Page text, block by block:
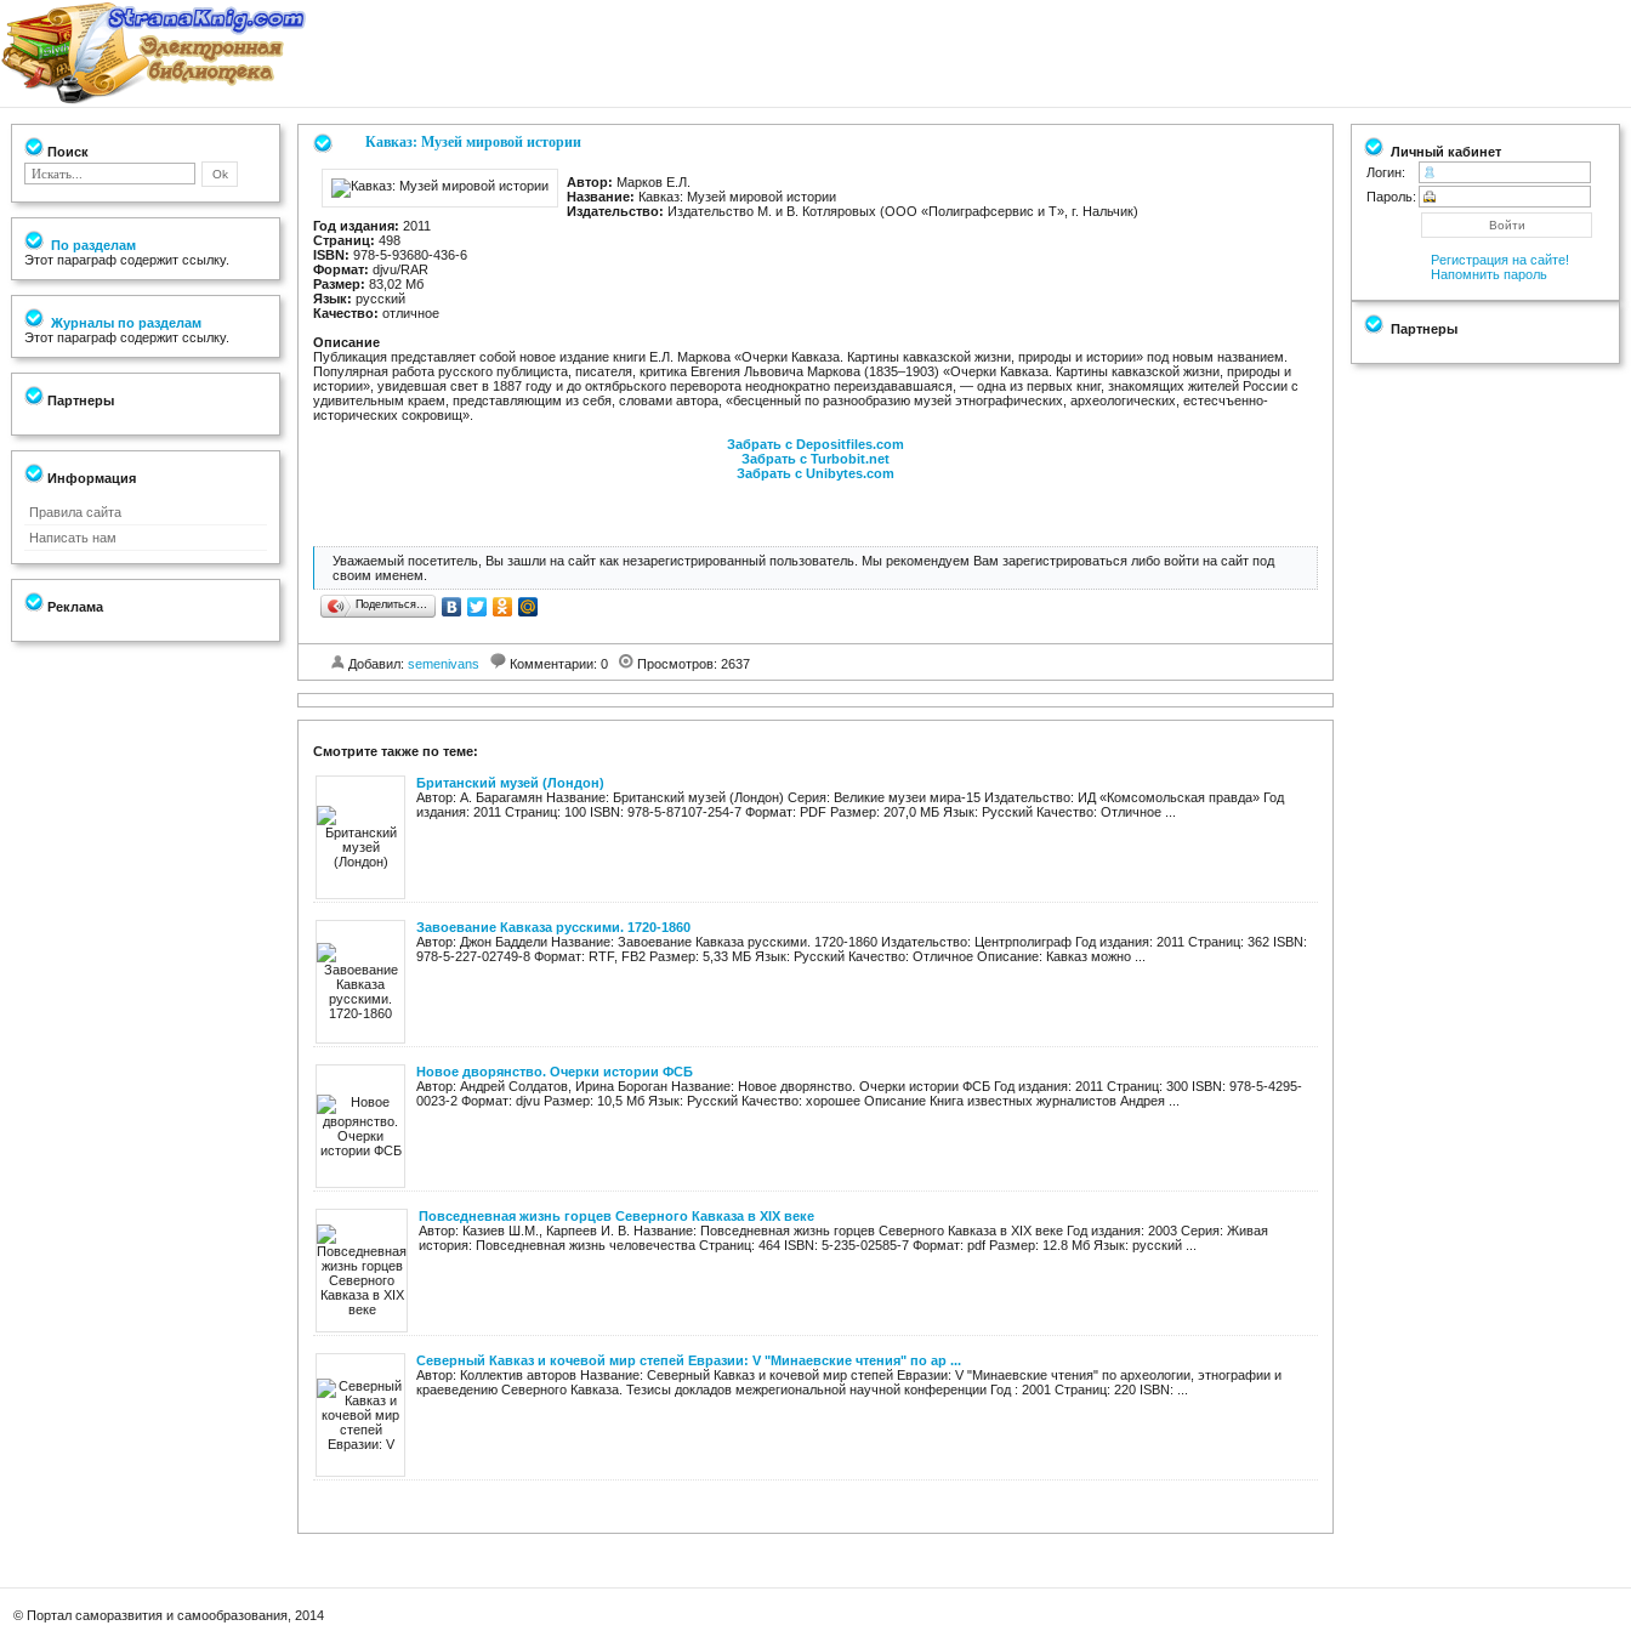
Поиск
По разделам
Этот параграф содержит ссылку.
Журналы по разделам
Этот параграф содержит ссылку.
Партнеры
Информация
Правила сайта
Написать нам
Реклама
Кавказ: Музей мировой истории
Автор: Марков Е.Л.
Название: Кавказ: Музей мировой истории
Издательство: Издательство М. и В. Котляровых (ООО «Полиграфсервис и Т», г. Нальчик)
Год издания: 2011
Страниц: 498
ISBN: 978-5-93680-436-6
Формат: djvu/RAR
Размер: 83,02 Мб
Язык: русский
Качество: отличное
Описание
Публикация представляет собой новое издание книги Е.Л. Маркова «Очерки Кавказа. Картины кавказской жизни, природы и истории» под новым названием.
Популярная работа русского публициста, писателя, критика Евгения Львовича Маркова (1835–1903) «Очерки Кавказа. Картины кавказской жизни, природы и
истории», увидевшая свет в 1887 году и до октябрьского переворота неоднократно переиздававшаяся, — одна из первых книг, знакомящих жителей России с
удивительным краем, представляющим из себя, словами автора, «бесценный по разнообразию музей этнографических, археологических, естесчъенно-
исторических сокровищ».
Забрать с Depositfiles.com
Забрать с Turbobit.net
Забрать с Unibytes.com
Уважаемый посетитель, Вы зашли на сайт как незарегистрированный пользователь. Мы рекомендуем Вам зарегистрироваться либо войти на сайт под
своим именем.
Поделиться…
Добавил: semenivans Комментарии: 0 Просмотров: 2637
Смотрите также по теме:
Британский музей (Лондон)
Автор: А. Барагамян Название: Британский музей (Лондон) Серия: Великие музеи мира-15 Издательство: ИД «Комсомольская правда» Год
издания: 2011 Страниц: 100 ISBN: 978-5-87107-254-7 Формат: PDF Размер: 207,0 МБ Язык: Русский Качество: Отличное ...
Завоевание Кавказа русскими. 1720-1860
Автор: Джон Баддели Название: Завоевание Кавказа русскими. 1720-1860 Издательство: Центрполиграф Год издания: 2011 Страниц: 362 ISBN:
978-5-227-02749-8 Формат: RTF, FB2 Размер: 5,33 МБ Язык: Русский Качество: Отличное Описание: Кавказ можно ...
Новое дворянство. Очерки истории ФСБ
Автор: Андрей Солдатов, Ирина Бороган Название: Новое дворянство. Очерки истории ФСБ Год издания: 2011 Страниц: 300 ISBN: 978-5-4295-
0023-2 Формат: djvu Размер: 10,5 Мб Язык: Русский Качество: хорошее Описание Книга известных журналистов Андрея ...
Повседневная жизнь горцев Северного Кавказа в XIX веке
Автор: Казиев Ш.М., Карпеев И. В. Название: Повседневная жизнь горцев Северного Кавказа в XIX веке Год издания: 2003 Серия: Живая
история: Повседневная жизнь человечества Страниц: 464 ISBN: 5-235-02585-7 Формат: pdf Размер: 12.8 Мб Язык: русский ...
Северный Кавказ и кочевой мир степей Евразии: V "Минаевские чтения" по ар ...
Автор: Коллектив авторов Название: Северный Кавказ и кочевой мир степей Евразии: V "Минаевские чтения" по археологии, этнографии и
краеведению Северного Кавказа. Тезисы докладов межрегиональной научной конференции Год : 2001 Страниц: 220 ISBN: ...
Личный кабинет
Логин:
Пароль:
Регистрация на сайте!
Напомнить пароль
Партнеры
© Портал саморазвития и самообразования, 2014